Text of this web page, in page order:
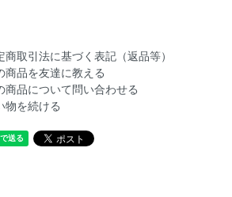
商取引法に基づく表記（返品等）
商品を友達に教える
商品について問い合わせる
物を続ける